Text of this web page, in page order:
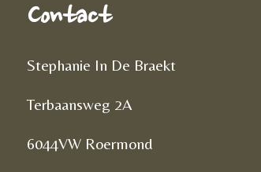
Contact
Stephanie In De Braekt
Terbaansweg 2A
6044VW Roermond